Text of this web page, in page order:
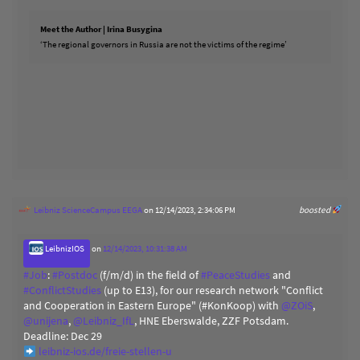
Meet the Author | Irina Busygina
‘The regional governors in Russia are not the victims of the regime’
boosted
Leibniz ScienceCampus EEGAon 12/14/2023, 2:34:06 PM
LeibnizIOS on 12/14/2023, 10:31:38 AM
#Job:#Postdoc (f/m/d) in the field of#PeaceStudiesand
#ConflictStudies (up to E13), for our research network "Conflict
and Cooperation in Eastern Europe" (#KonKoop) with @ZOiS,
@unijena, @Leibniz_IfL, HNE Eberswalde, ZZF Potsdam.
Deadline: Dec 29
leibniz-ios.de/freie-stellen-u